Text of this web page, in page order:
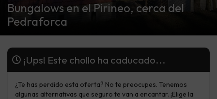
Bungalows en el Pirineo, cerca del
Pedraforca
¡Ups! Este chollo ha caducado...
¿Te has perdido esta oferta? No te preocupes. Tenemos
algunas alternativas que seguro te van a encantar. ¡Elige la